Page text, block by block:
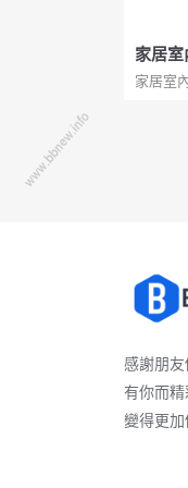
家居
家居室
16：9
簡約清
務推廣
感謝朋友
有你而
變得更加